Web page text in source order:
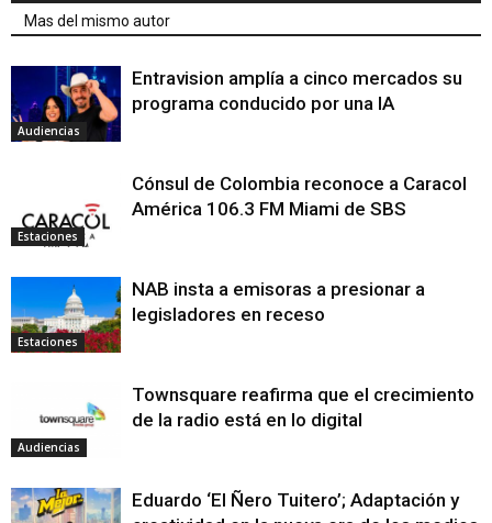
Mas del mismo autor
Audiencias
Entravision amplía a cinco mercados su
programa conducido por una IA
Estaciones
Cónsul de Colombia reconoce a Caracol
América 106.3 FM Miami de SBS
Estaciones
NAB insta a emisoras a presionar a
legisladores en receso
Audiencias
Townsquare reafirma que el crecimiento
de la radio está en lo digital
Eduardo ‘El Ñero Tuitero’; Adaptación y